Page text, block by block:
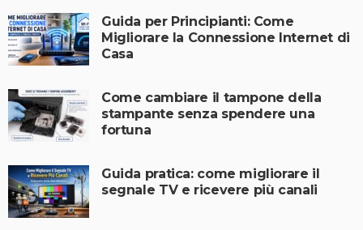
Guida per Principianti: Come
Migliorare la Connessione Internet di
Casa
Come cambiare il tampone della
stampante senza spendere una
fortuna
Guida pratica: come migliorare il
segnale TV e ricevere più canali